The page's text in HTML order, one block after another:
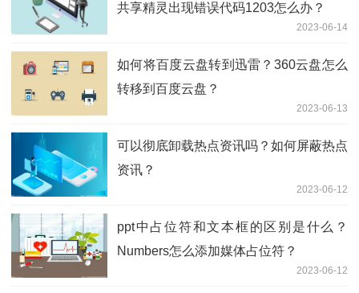
共享精灵出现错误代码1203怎么办？
2023-06-14
如何将百度云盘转到迅雷？360云盘怎么
转移到百度云盘？
2023-06-13
可以彻底卸载热点资讯吗？如何屏蔽热点
资讯？
2023-06-12
ppt中占位符和文本框的区别是什么？
Numbers怎么添加媒体占位符？
2023-06-12